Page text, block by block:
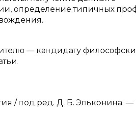
определение типичных
— кандидату
/ под ред. Д. Б. Эльконина. —